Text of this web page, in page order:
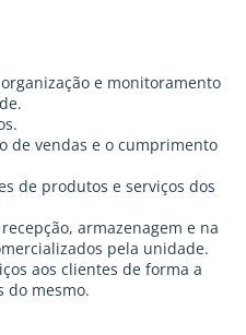
e monitoramento
de vendas e o cumprimento
de produtos e serviços dos
armazenagem e na
pela unidade.
aos clientes de forma a
do mesmo.